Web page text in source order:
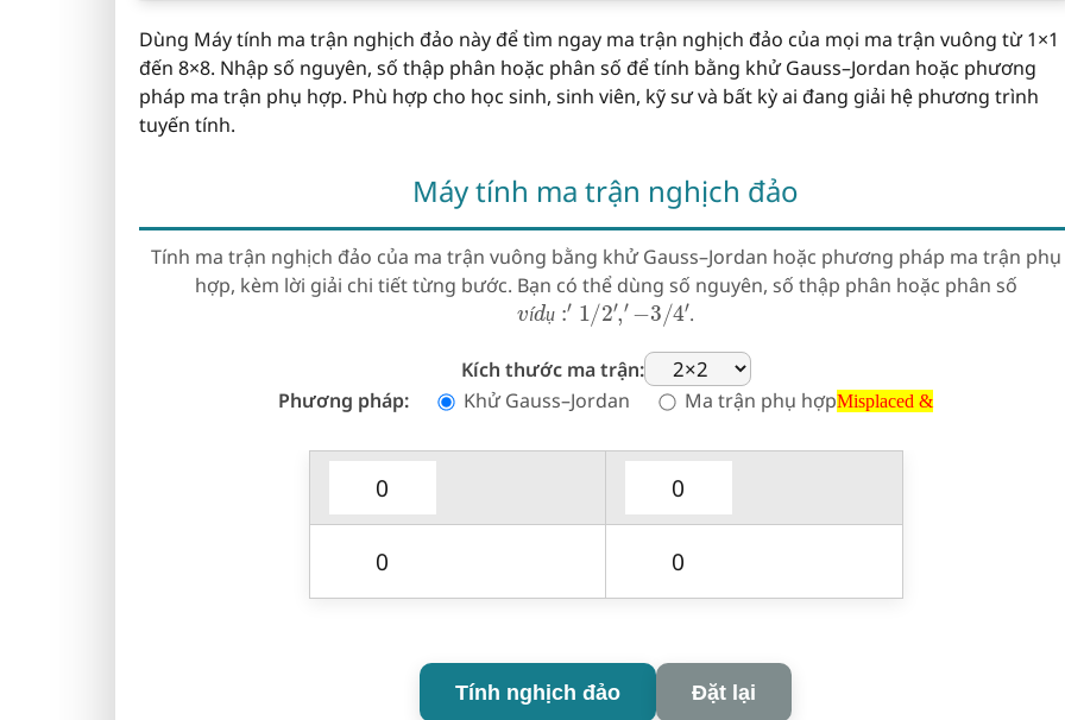
Dùng Máy tính ma trận nghịch đảo này để tìm ngay ma trận nghịch đảo của mọi ma trận vuông từ 1×1
đến 8×8. Nhập số nguyên, số thập phân hoặc phân số để tính bằng khử Gauss–Jordan hoặc phương
pháp ma trận phụ hợp. Phù hợp cho học sinh, sinh viên, kỹ sư và bất kỳ ai đang giải hệ phương trình
tuyến tính.
Máy tính ma trận nghịch đảo
Tính ma trận nghịch đảo của ma trận vuông bằng khử Gauss–Jordan hoặc phương pháp ma trận phụ
hợp, kèm lời giải chi tiết từng bước. Bạn có thể dùng số nguyên, số thập phân hoặc phân số
í ụ
vídụ:′1/2′,′−3/4′
.
Kích thước ma trận:
Phương pháp:
Khử Gauss–Jordan Ma trận phụ hợp Misplaced &
Misplaced &
Tính nghịch đảo Đặt lại